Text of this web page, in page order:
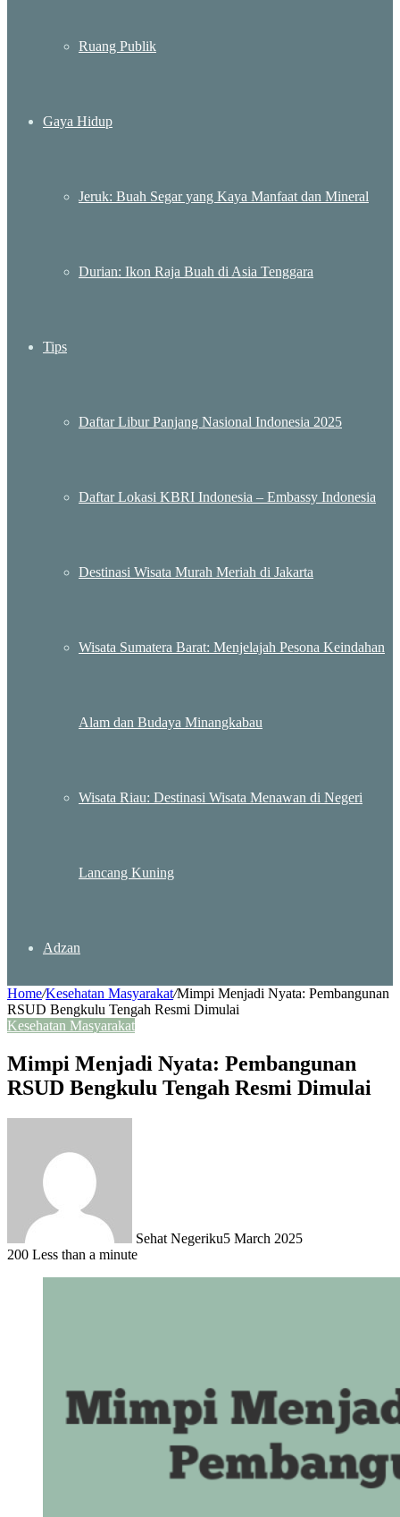
Ruang Publik
Gaya Hidup
Jeruk: Buah Segar yang Kaya Manfaat dan Mineral
Durian: Ikon Raja Buah di Asia Tenggara
Tips
Daftar Libur Panjang Nasional Indonesia 2025
Daftar Lokasi KBRI Indonesia – Embassy Indonesia
Destinasi Wisata Murah Meriah di Jakarta
Wisata Sumatera Barat: Menjelajah Pesona Keindahan
Alam dan Budaya Minangkabau
Wisata Riau: Destinasi Wisata Menawan di Negeri
Lancang Kuning
Adzan
Home/Kesehatan Masyarakat/Mimpi Menjadi Nyata: Pembangunan
RSUD Bengkulu Tengah Resmi Dimulai
Kesehatan Masyarakat
Mimpi Menjadi Nyata: Pembangunan
RSUD Bengkulu Tengah Resmi Dimulai
Sehat Negeriku5 March 2025
200 Less than a minute